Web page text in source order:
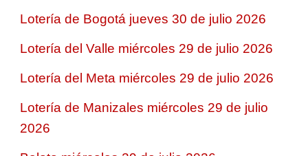
Lotería de Bogotá jueves 30 de julio 2026
Lotería del Valle miércoles 29 de julio 2026
Lotería del Meta miércoles 29 de julio 2026
Lotería de Manizales miércoles 29 de julio
2026